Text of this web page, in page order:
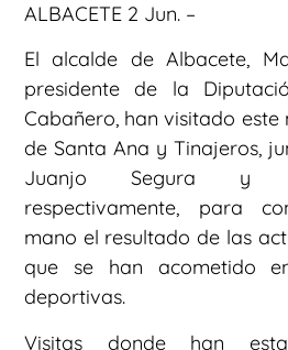
ALBACETE 2 Jun. –
El alcalde de Albacete,
presidente de la
Cabañero, han visitado este
de Santa Ana y Tinajeros,
Juanjo Segura y
respectivamente, para
mano el resultado de las
que se han acometido
deportivas.
Visitas donde han